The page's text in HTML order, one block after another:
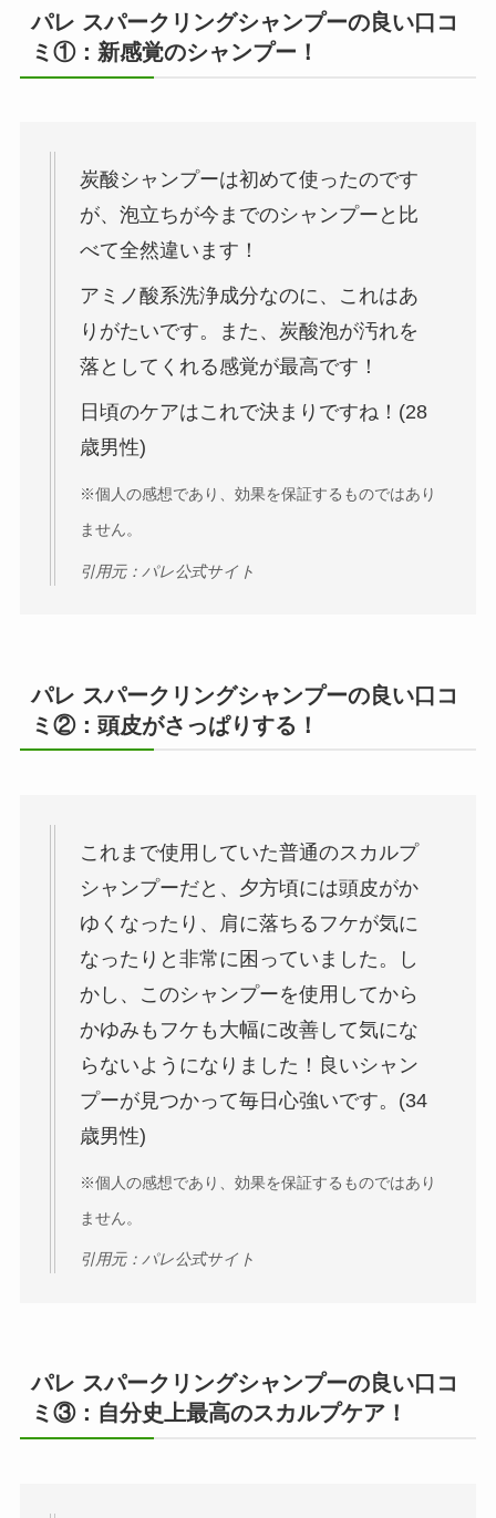
パレ スパークリングシャンプーの良い口コ
ミ①：新感覚のシャンプー！
炭酸シャンプーは初めて使ったのです
が、泡立ちが今までのシャンプーと比
べて全然違います！
アミノ酸系洗浄成分なのに、これはあ
りがたいです。また、炭酸泡が汚れを
落としてくれる感覚が最高です！
日頃のケアはこれで決まりですね！(28
歳男性)
※個人の感想であり、効果を保証するものではあり
ません。
引用元：パレ公式サイト
パレ スパークリングシャンプーの良い口コ
ミ②：頭皮がさっぱりする！
これまで使用していた普通のスカルプ
シャンプーだと、夕方頃には頭皮がか
ゆくなったり、肩に落ちるフケが気に
なったりと非常に困っていました。し
かし、このシャンプーを使用してから
かゆみもフケも大幅に改善して気にな
らないようになりました！良いシャン
プーが見つかって毎日心強いです。(34
歳男性)
※個人の感想であり、効果を保証するものではあり
ません。
引用元：パレ公式サイト
パレ スパークリングシャンプーの良い口コ
ミ③：自分史上最高のスカルプケア！